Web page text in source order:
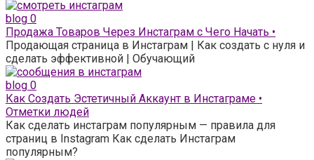
blog 0
Продажа Товаров Через Инстаграм с Чего Начать •
Продающая страница в Инстаграм | Как создать с нуля и
сделать эффективной | Обучающий
blog 0
Как Создать Эстетичный Аккаунт в Инстаграме •
Отметки людей
Как сделать инстаграм популярным — правила для
страниц в Instagram Как сделать Инстаграм
популярным?